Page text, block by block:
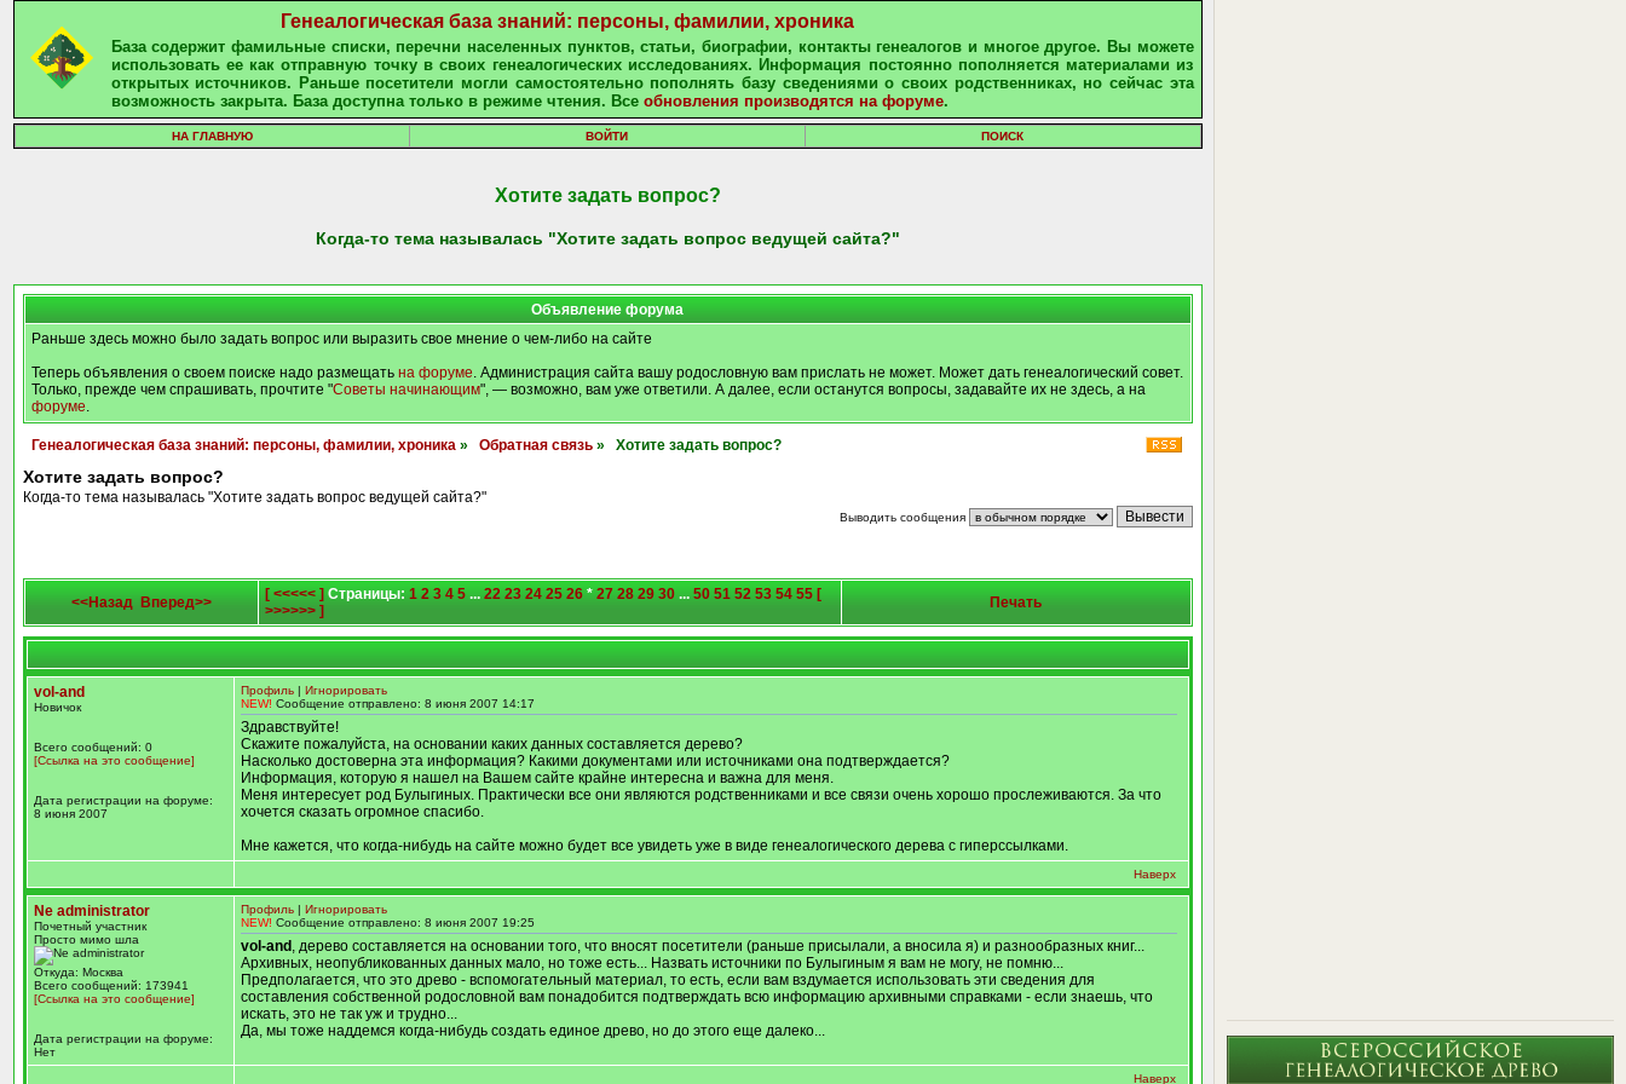
Генеалогическая база знаний: персоны, фамилии, хроника
База содержит фамильные списки, перечни населенных пунктов, статьи, биографии, контакты генеалогов и многое другое. Вы можете
использовать ее как отправную точку в своих генеалогических исследованиях. Информация постоянно пополняется материалами из
открытых источников. Раньше посетители могли самостоятельно пополнять базу сведениями о своих родственниках, но сейчас эта
возможность закрыта. База доступна только в режиме чтения. Все обновления производятся на форуме.
НА ГЛАВНУЮ ВОЙТИ ПОИСК
Хотите задать вопрос?
Когда-то тема называлась "Хотите задать вопрос ведущей сайта?"
Объявление форума
Раньше здесь можно было задать вопрос или выразить свое мнение о чем-либо на сайте
Теперь объявления о своем поиске надо размещать на форуме. Администрация сайта вашу родословную вам прислать не может. Может дать генеалогический совет.
Только, прежде чем спрашивать, прочтите "Советы начинающим", — возможно, вам уже ответили. А далее, если останутся вопросы, задавайте их не здесь, а на
форуме.
Генеалогическая база знаний: персоны, фамилии, хроника» Обратная связь» Хотите задать вопрос?
Хотите задать вопрос?
Когда-то тема называлась "Хотите задать вопрос ведущей сайта?"
Выводить сообщения
<<Назад Вперед>> [ <<<<< ] Страницы: 1 2 3 4 5... 22 23 24 25 26* 27 28 29 30... 50 51 52 53 54 55 [
>>>>>> ]
Печать
vol-and
Новичок
Всего сообщений: 0
[Ссылка на это сообщение]
Дата регистрации на форуме:
8 июня 2007
Профиль| Игнорировать
NEW! Сообщение отправлено: 8 июня 2007 14:17
Здравствуйте!
Скажите пожалуйста, на основании каких данных составляется дерево?
Насколько достоверна эта информация? Какими документами или источниками она подтверждается?
Информация, которую я нашел на Вашем сайте крайне интересна и важна для меня.
Меня интересует род Булыгиных. Практически все они являются родственниками и все связи очень хорошо прослеживаются. За что
хочется сказать огромное спасибо.
Мне кажется, что когда-нибудь на сайте можно будет все увидеть уже в виде генеалогического дерева с гиперссылками.
Наверх
Ne administrator
Почетный участник
Просто мимо шла
Откуда: Москва
Всего сообщений: 173941
[Ссылка на это сообщение]
Дата регистрации на форуме:
Нет
Профиль| Игнорировать
NEW! Сообщение отправлено: 8 июня 2007 19:25
vol-and , дерево составляется на основании того, что вносят посетители (раньше присылали, а вносила я) и разнообразных книг...
Архивных, неопубликованных данных мало, но тоже есть... Назвать источники по Булыгиным я вам не могу, не помню...
Предполагается, что это древо - вспомогательный материал, то есть, если вам вздумается использовать эти сведения для
составления собственной родословной вам понадобится подтверждать всю информацию архивными справками - если знаешь, что
искать, это не так уж и трудно...
Да, мы тоже наддемся когда-нибудь создать единое древо, но до этого еще далеко...
Наверх